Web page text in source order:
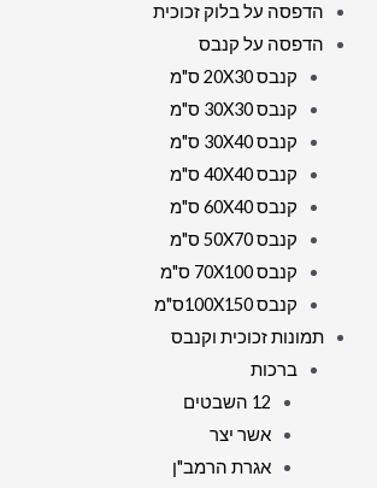
הדפסה על בלוק זכוכית
הדפסה על קנבס
קנבס 20X30 ס"מ
קנבס 30X30 ס"מ
קנבס 30X40 ס"מ
קנבס 40X40 ס"מ
קנבס 60X40 ס"מ
קנבס 50X70 ס"מ
קנבס 70X100 ס"מ
קנבס 100X150ס"מ
תמונות זכוכית וקנבס
ברכות
12 השבטים
אשר יצר
אגרת הרמב"ן